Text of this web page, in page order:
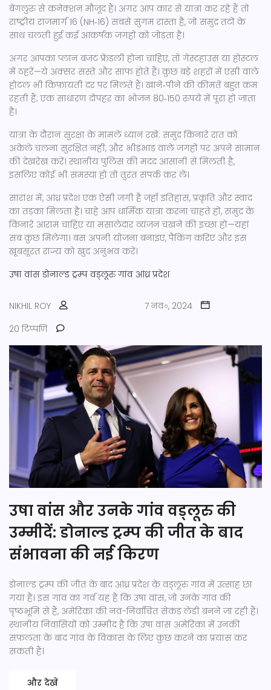
बेंगलुरु से कनेक्शन मौजूद हैं। अगर आप कार से यात्रा कर रहे हैं तो
राष्ट्रीय राजमार्ग 16 (NH‑16) सबसे सुगम रास्ता है, जो समुद्र तटों के
साथ चलती हुई कई आकर्षक जगहों को जोड़ता है।
अगर आपका प्लान बजट फ्रेंडली होना चाहिए, तो गेस्टहाउस या होस्टल
में ठहरें—ये अक्सर सस्ते और साफ होते हैं। कुछ बड़े शहरों में एसी वाले
होटल भी किफायती दर पर मिलते हैं। खाने‑पीने की कीमतें बहुत कम
रहती हैं; एक साधारण दोपहर का भोजन 80‑150 रुपये में पूरा हो जाता
है।
यात्रा के दौरान सुरक्षा के मामलें ध्यान रखें: समुद्र किनारे रात को
अकेले चलना सुरक्षित नहीं, और भीड़भाड़ वाले जगहों पर अपने सामान
की देखरेख करें। स्थानीय पुलिस की मदद आसानी से मिलती है,
इसलिए कोई भी समस्या हो तो तुरंत संपर्क कर लें।
सारांश में, आंध्र प्रदेश एक ऐसी जगी है जहाँ इतिहास, प्रकृति और स्वाद
का तड़का मिलता है। चाहे आप धार्मिक यात्रा करना चाहते हों, समुद्र के
किनारे आराम चाहिए या मसालेदार व्यंजन चखने की इच्छा हो—यहां
सब कुछ मिलेगा। बस अपनी योजना बनाइए, पैकिंग करिए और इस
खूबसूरत राज्य को खुद अनुभव करें।
उषा वांस डोनाल्ड ट्रम्प वड्लूरु गांव आंध्र प्रदेश
NIKHIL ROY
7 नव॰, 2024
20 टिप्पणि
उषा वांस और उनके गांव वड्लूरु की
उम्मीदें: डोनाल्ड ट्रम्प की जीत के बाद
संभावना की नई किरण
डोनाल्ड ट्रम्प की जीत के बाद आंध्र प्रदेश के वड्लूरु गांव में उत्साह छा
गया है। इस गांव का गर्व यह है कि उषा वांस, जो उनके गांव की
पृष्ठभूमि से हैं, अमेरिका की नव-निर्वाचित सेकंड लेडी बनने जा रही हैं।
स्थानीय निवासियों को उम्मीद है कि उषा वांस अमेरिका में उनकी
सफलता के बाद गांव के विकास के लिए कुछ करने का प्रयास कर
सकती हैं।
और देखें